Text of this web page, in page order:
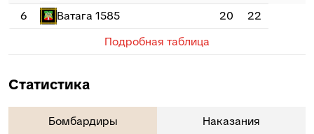
6
Ватага 1585 20
22
Подробная таблица
Статистика
Бомбардиры Наказания